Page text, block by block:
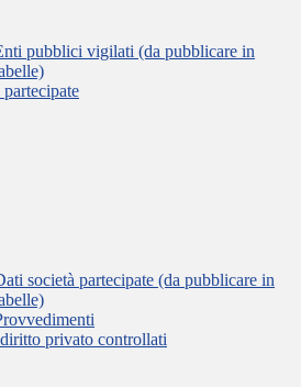
pubblici vigilati (da pubblicare in
partecipate
società partecipate (da pubblicare in
privato controllati